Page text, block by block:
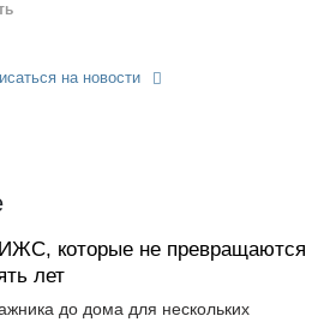
на новости
которые не превращаются
лет
до дома для нескольких